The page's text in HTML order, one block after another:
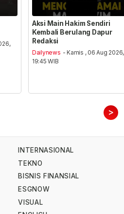
Aksi Main Hakim Sendiri
Kembali Berulang Dapur
Redaksi
Dailynews - Kamis , 06 Aug 2026,
19:45 WIB
>
INTERNASIONAL
TEKNO
BISNIS FINANSIAL
ESGNOW
VISUAL